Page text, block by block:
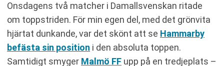
Onsdagens två matcher i Damallsvenskan ritade
om toppstriden. För min egen del, med det grönvita
hjärtat dunkande, var det skönt att se Hammarby
befästa sin position i den absoluta toppen.
Samtidigt smyger Malmö FF upp på en tredjeplats –